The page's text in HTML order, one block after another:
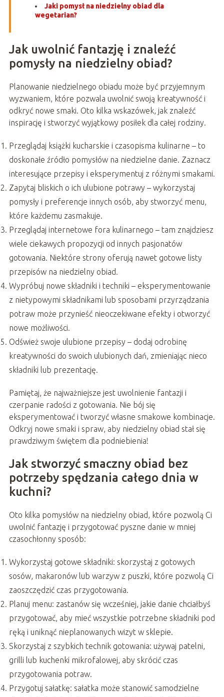
Jaki pomysł na niedzielny obiad dla
wegetarian?
Jak uwolnić fantazję i znaleźć
pomysły na niedzielny obiad?
Planowanie niedzielnego obiadu może być przyjemnym
wyzwaniem, które pozwala uwolnić swoją kreatywność i
odkryć nowe smaki. Oto kilka wskazówek, jak znaleźć
inspirację i stworzyć wyjątkowy posiłek dla całej rodziny.
Przeglądaj książki kucharskie i czasopisma kulinarne – to
doskonałe źródło pomysłów na niedzielne danie. Zaznacz
interesujące przepisy i eksperymentuj z różnymi smakami.
Zapytaj bliskich o ich ulubione potrawy – wykorzystaj
pomysły i preferencje innych osób, aby stworzyć menu,
które każdemu zasmakuje.
Przeglądaj internetowe fora kulinarnego – tam znajdziesz
wiele ciekawych propozycji od innych pasjonatów
gotowania. Niektóre strony oferują nawet gotowe listy
przepisów na niedzielny obiad.
Wypróbuj nowe składniki i techniki – eksperymentowanie
z nietypowymi składnikami lub sposobami przyrządzania
potraw może przynieść nieoczekiwane efekty i otworzyć
nowe możliwości.
Odśwież swoje ulubione przepisy – dodaj odrobinę
kreatywności do swoich ulubionych dań, zmieniając nieco
składniki lub prezentację.
Pamiętaj, że najważniejsze jest uwolnienie fantazji i
czerpanie radości z gotowania. Nie bój się
eksperymentować i tworzyć własne smakowe kombinacje.
Odkryj nowe smaki i spraw, aby niedzielny obiad stał się
prawdziwym świętem dla podniebienia!
Jak stworzyć smaczny obiad bez
potrzeby spędzania całego dnia w
kuchni?
Oto kilka pomysłów na niedzielny obiad, które pozwolą Ci
uwolnić fantazję i przygotować pyszne danie w mniej
czasochłonny sposób:
Wykorzystaj gotowe składniki: skorzystaj z gotowych
sosów, makaronów lub warzyw z puszki, które pozwolą Ci
zaoszczędzić czas przygotowania.
Planuj menu: zastanów się wcześniej, jakie danie chciałbyś
przygotować, aby mieć wszystkie potrzebne składniki pod
ręką i uniknąć nieplanowanych wizyt w sklepie.
Skorzystaj z szybkich technik gotowania: używaj patelni,
grilli lub kuchenki mikrofalowej, aby skrócić czas
przygotowania potraw.
Przygotuj sałatkę: sałatka może stanowić samodzielne